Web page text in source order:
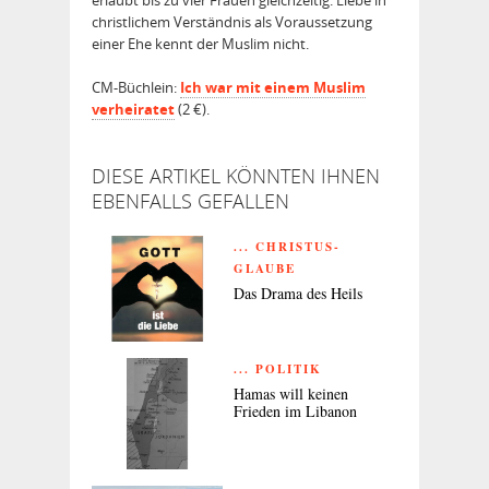
christlichem Verständnis als Voraussetzung
einer Ehe kennt der Muslim nicht.
CM-Büchlein: Ich war mit einem Muslim
verheiratet(2 €).
DIESE ARTIKEL KÖNNTEN IHNEN
EBENFALLS GEFALLEN
... CHRISTUS-
GLAUBE
Das Drama des Heils
... POLITIK
Hamas will keinen
Frieden im Libanon